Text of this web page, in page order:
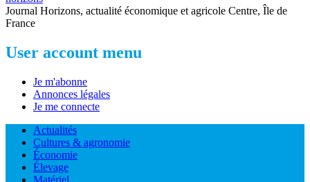
Journal Horizons, actualité économique et agricole Centre, Île de
France
User account menu
Je m'abonne
Annonces légales
Je me connecte
Actualités
Cultures & agronomie
Économie
Élevage
Matériel